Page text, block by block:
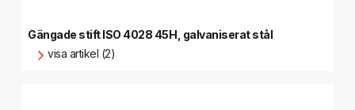
Gängade stift ISO 4028 45H, galvaniserat stål
visa artikel (2)